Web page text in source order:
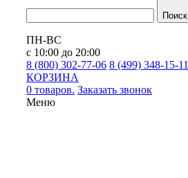
Поиск
ПН-ВС
с 10:00 до 20:00
8 (800) 302-77-06 8 (499) 348-15-11
КОРЗИНА
0 товаров. Заказать звонок
Меню